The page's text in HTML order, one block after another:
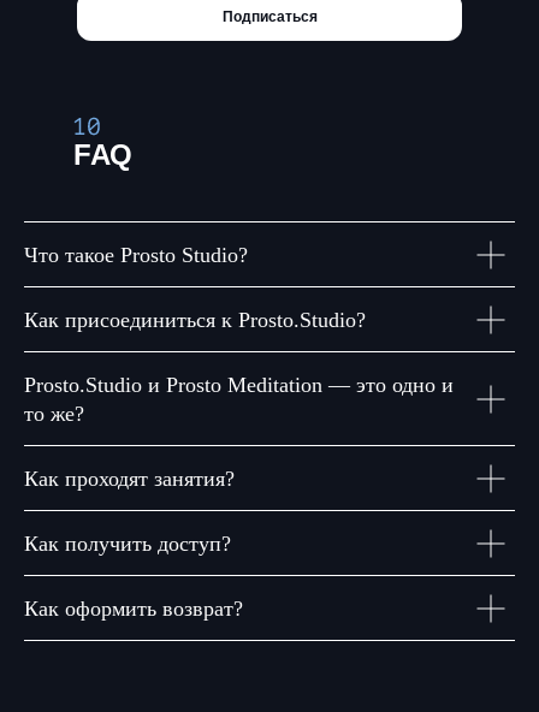
Подписаться
FAQ
Что такое Prosto Studio?
Как присоединиться к Prosto.Studio?
Prosto.Studio и Prosto Meditation — это одно и
то же?
Как проходят занятия?
Как получить доступ?
Как оформить возврат?